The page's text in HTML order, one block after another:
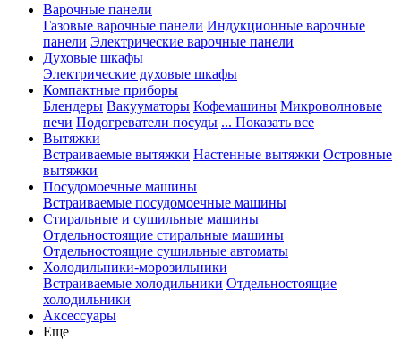
Варочные панели
Газовые варочные панели Индукционные варочные
панели Электрические варочные панели
Духовые шкафы
Электрические духовые шкафы
Компактные приборы
Блендеры Вакууматоры Кофемашины Микроволновые
печи Подогреватели посуды ... Показать все
Вытяжки
Встраиваемые вытяжки Настенные вытяжки Островные
вытяжки
Посудомоечные машины
Встраиваемые посудомоечные машины
Стиральные и сушильные машины
Отдельностоящие стиральные машины
Отдельностоящие сушильные автоматы
Холодильники-морозильники
Встраиваемые холодильники Отдельностоящие
холодильники
Аксессуары
Еще